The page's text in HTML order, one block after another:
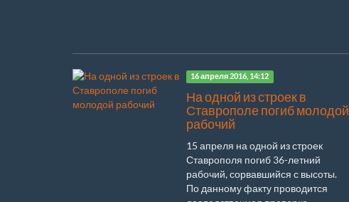
16 апреля 2016, 14:12
На одной из строек в
Ставрополе погиб молодой
рабочий
15 апреля на одной из строек
Ставрополя погиб 36-летний
рабочий, сорвавшийся с высоты.
По данному факту проводится